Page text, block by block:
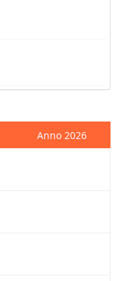
Anno 2026